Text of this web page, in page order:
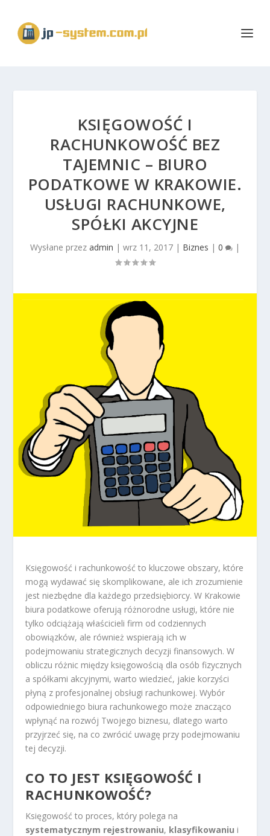
KSIĘGOWOŚĆ I
RACHUNKOWOŚĆ BEZ
TAJEMNIC – BIURO
PODATKOWE W KRAKOWIE.
USŁUGI RACHUNKOWE,
SPÓŁKI AKCYJNE
Wysłane przez admin | wrz 11, 2017 | Biznes | 0 |
Księgowość i rachunkowość to kluczowe obszary, które
mogą wydawać się skomplikowane, ale ich zrozumienie
jest niezbędne dla każdego przedsiębiorcy. W Krakowie
biura podatkowe oferują różnorodne usługi, które nie
tylko odciążają właścicieli firm od codziennych
obowiązków, ale również wspierają ich w
podejmowaniu strategicznych decyzji finansowych. W
obliczu różnic między księgowością dla osób fizycznych
a spółkami akcyjnymi, warto wiedzieć, jakie korzyści
płyną z profesjonalnej obsługi rachunkowej. Wybór
odpowiedniego biura rachunkowego może znacząco
wpłynąć na rozwój Twojego biznesu, dlatego warto
przyjrzeć się, na co zwrócić uwagę przy podejmowaniu
tej decyzji.
CO TO JEST KSIĘGOWOŚĆ I
RACHUNKOWOŚĆ?
Księgowość to proces, który polega na
systematycznym rejestrowaniu, klasyfikowaniu i